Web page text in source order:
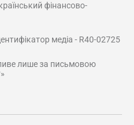
фінансово-
медіа - R40-02725
лише за письмовою